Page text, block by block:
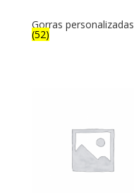
Gorras personalizadas
(52)